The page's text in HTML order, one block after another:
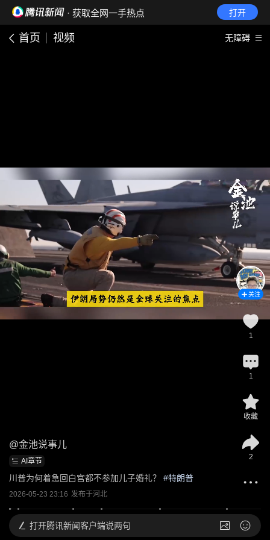
· 获取全网一手热点 打开
首页 视频 无障碍
@金池说事儿
AI章节
川普为何着急回白宫都不参加儿子婚礼？ #特朗普
2026-05-23 23:16 发布于河北
关注
1
1
收藏
2
打开腾讯新闻客户端说两句